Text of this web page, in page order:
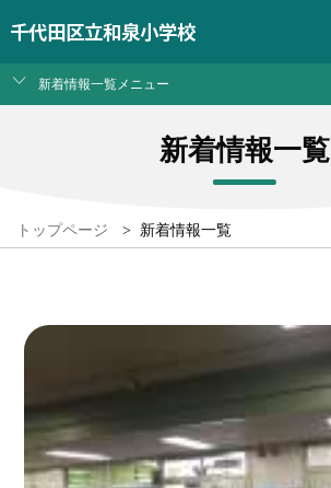
千代田区立和泉小学校
新着情報一覧メニュー
新着情報一覧
トップページ > 新着情報一覧